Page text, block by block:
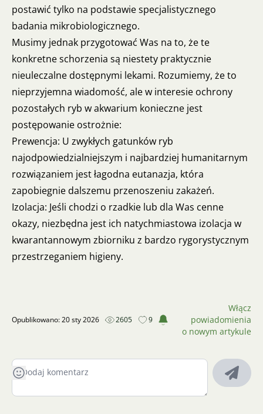
postawić tylko na podstawie specjalistycznego
badania mikrobiologicznego.
Musimy jednak przygotować Was na to, że te
konkretne schorzenia są niestety praktycznie
nieuleczalne dostępnymi lekami. Rozumiemy, że to
nieprzyjemna wiadomość, ale w interesie ochrony
pozostałych ryb w akwarium konieczne jest
postępowanie ostrożnie:
Prewencja: U zwykłych gatunków ryb
najodpowiedzialniejszym i najbardziej humanitarnym
rozwiązaniem jest łagodna eutanazja, która
zapobiegnie dalszemu przenoszeniu zakażeń.
Izolacja: Jeśli chodzi o rzadkie lub dla Was cenne
okazy, niezbędna jest ich natychmiastowa izolacja w
kwarantannowym zbiorniku z bardzo rygorystycznym
przestrzeganiem higieny.
Opublikowano: 20 sty 2026 2605 9
Włącz
powiadomienia
o nowym artykule